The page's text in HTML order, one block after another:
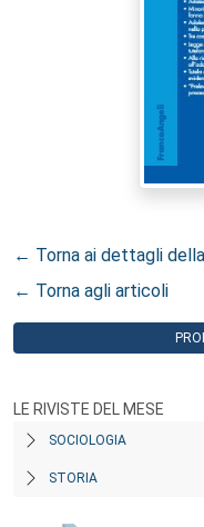
← Torna ai dettagli
← Torna agli articoli
LE RIVISTE DEL MESE
SOCIOLOGIA
STORIA